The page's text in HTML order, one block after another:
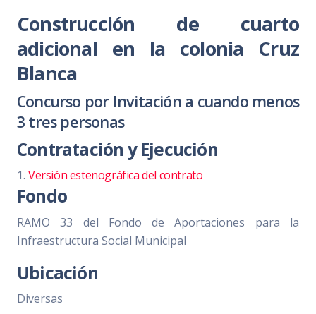
Construcción de cuarto
adicional en la colonia Cruz
Blanca
Concurso por Invitación a cuando menos
3 tres personas
Contratación y Ejecución
1. Versión estenográfica del contrato
Fondo
RAMO 33 del Fondo de Aportaciones para la
Infraestructura Social Municipal
Ubicación
Diversas